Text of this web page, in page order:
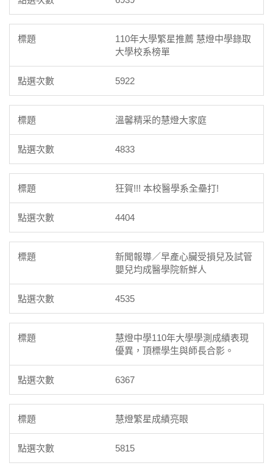
110年大學繁星推薦 慧燈中學錄取
大學校系榜單
5922
溫馨精采的慧燈大家庭
4833
狂賀!!! 本校醫學系全壘打!
4404
新聞報導／早產心臟受損兒及試管
嬰兒均成醫學院新鮮人
4535
慧燈中學110年大學學測成績表現
優異，頂標學生與師長合影。
6367
慧燈繁星成績亮眼
5815